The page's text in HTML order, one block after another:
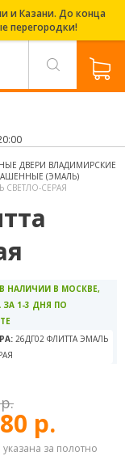
и Казани. До конца
перегородки!
ДВЕРИ ВЛАДИМИРСКИЕ
(ЭМАЛЬ)
СВЕТЛО-СЕРАЯ
В НАЛИЧИИ В МОСКВЕ,
1-3 ДНЯ ПО
26ДГ02 ФЛИТТА ЭМАЛЬ
р.
за полотно